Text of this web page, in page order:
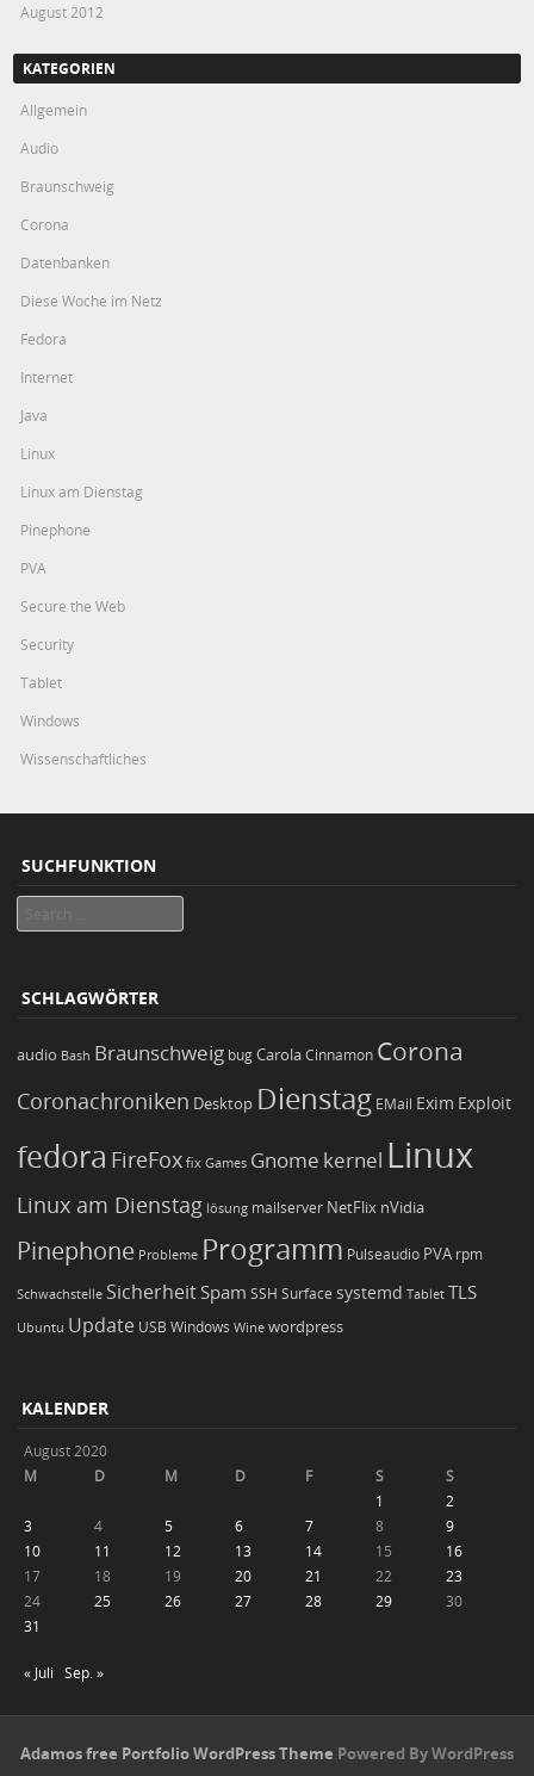
August 2012
KATEGORIEN
Allgemein
Audio
Braunschweig
Corona
Datenbanken
Diese Woche im Netz
Fedora
Internet
Java
Linux
Linux am Dienstag
Pinephone
PVA
Secure the Web
Security
Tablet
Windows
Wissenschaftliches
SUCHFUNKTION
SCHLAGWÖRTER
audio Bash Braunschweig bugCarola Cinnamon Corona
Coronachroniken Desktop Dienstag EMail Exim Exploit
fedora FireFox fix Games Gnome kernel Linux
Linux am Dienstag lösung mailserver NetFlix nVidia
Pinephone Probleme Programm Pulseaudio PVA rpm
Schwachstelle Sicherheit Spam SSH Surface systemd Tablet TLS
Ubuntu Update USB Windows Wine wordpress
KALENDER
August 2020
M
D M D F S
S
1
2
3
4 5 6 7 8
9
10
11 12 13 14 15
16
17
18 19 20 21 22
23
24
25 26 27 28 29
30
31
« Juli Sep. »
Adamos free Portfolio WordPress Theme Powered By WordPress